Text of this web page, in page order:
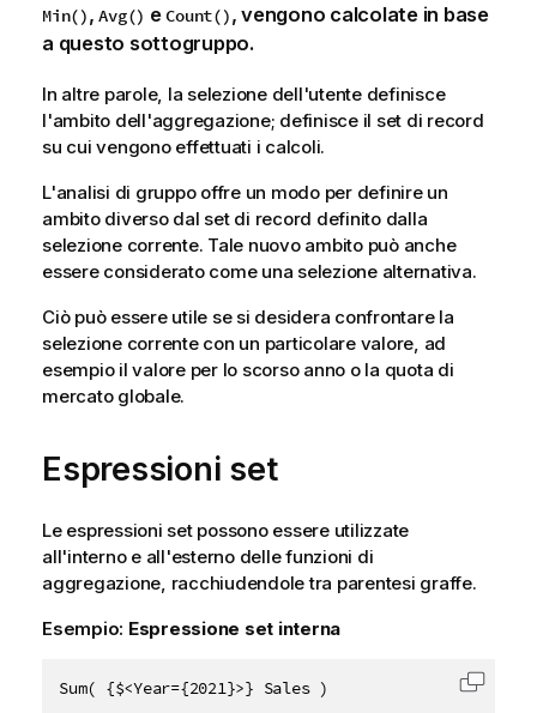
Min(),Avg() eCount(), vengono calcolate in base
a questo sottogruppo.
In altre parole, la selezione dell'utente definisce
l'ambito dell'aggregazione; definisce il set di record
su cui vengono effettuati i calcoli.
L'analisi di gruppo offre un modo per definire un
ambito diverso dal set di record definito dalla
selezione corrente. Tale nuovo ambito può anche
essere considerato come una selezione alternativa.
Ciò può essere utile se si desidera confrontare la
selezione corrente con un particolare valore, ad
esempio il valore per lo scorso anno o la quota di
mercato globale.
Espressioni set
Le espressioni set possono essere utilizzate
all'interno e all'esterno delle funzioni di
aggregazione, racchiudendole tra parentesi graffe.
Esempio: Espressione set interna
Sum( {$<Year={2021}>} Sales ) Copia